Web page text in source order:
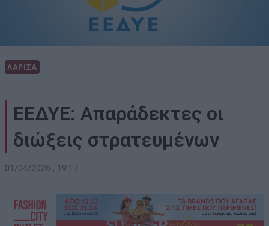
ΛΑΡΙΣΑ
ΕΕΔΥΕ: Απαράδεκτες οι
διώξεις στρατευμένων
01/04/2026 , 19:17